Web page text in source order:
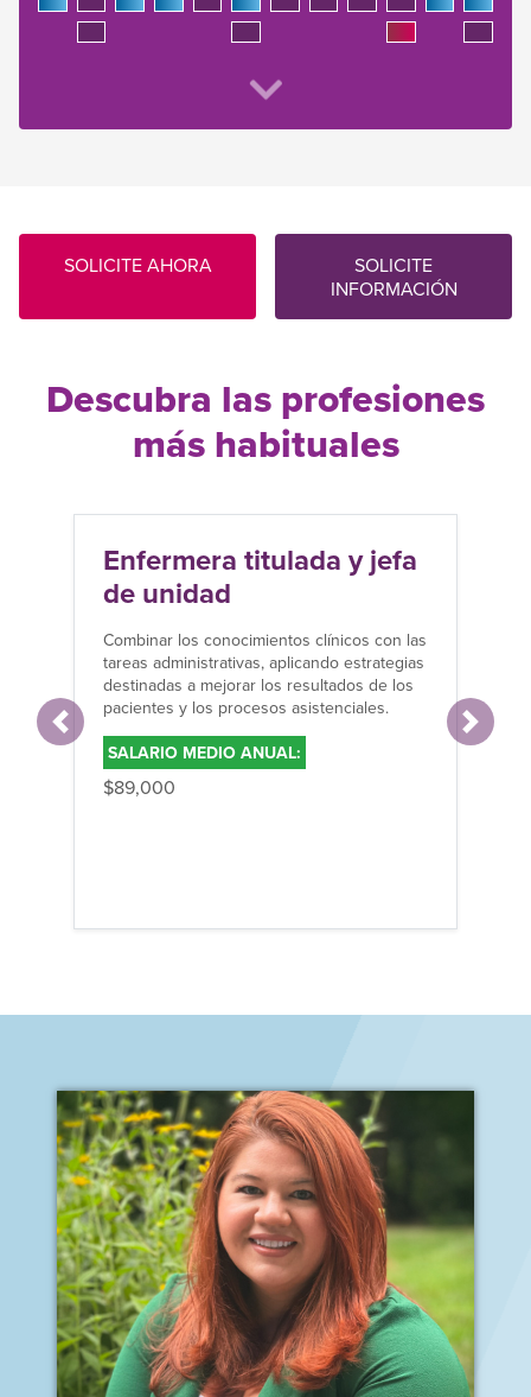
SOLICITE AHORA
SOLICITE
INFORMACIÓN
Descubra las profesiones
más habituales
Enfermera titulada y jefa
de unidad
Combinar los conocimientos clínicos con las
tareas administrativas, aplicando estrategias
destinadas a mejorar los resultados de los
pacientes y los procesos asistenciales.
SALARIO MEDIO ANUAL:
$89,000
Anterior